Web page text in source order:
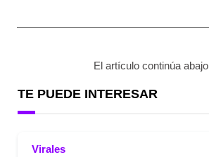
El artículo continúa abajo
TE PUEDE INTERESAR
Virales